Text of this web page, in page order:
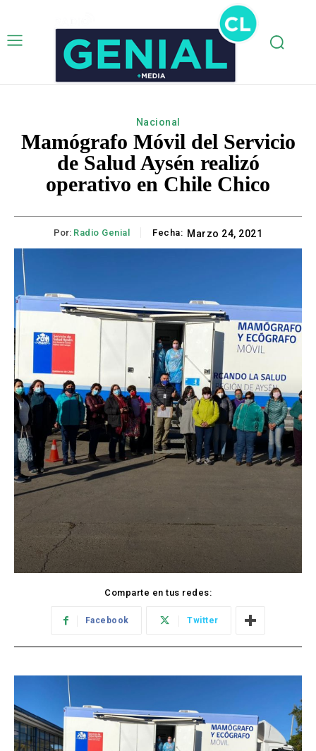
Nacional
Mamógrafo Móvil del Servicio
de Salud Aysén realizó
operativo en Chile Chico
Por: Radio Genial Fecha: Marzo 24, 2021
Comparte en tus redes:
Facebook Twitter